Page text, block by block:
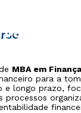
MBA em
para a
e longo prazo,
processos